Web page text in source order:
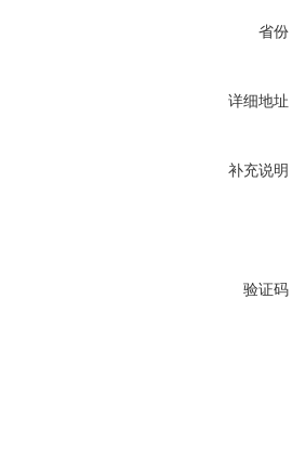
省份
详细地址
补充说明
验证码